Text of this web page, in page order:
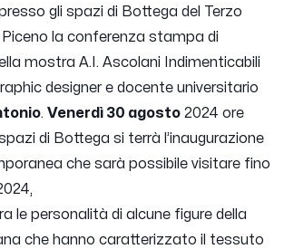
gli spazi di Bottega del Terzo
la conferenza stampa di
mostra A.I. Ascolani Indimenticabili
designer e docente universitario
. Venerdì 30 agosto 2024 ore
di Bottega si terrà l’inaugurazione
che sarà possibile visitare fino
le personalità di alcune figure della
che hanno caratterizzato il tessuto